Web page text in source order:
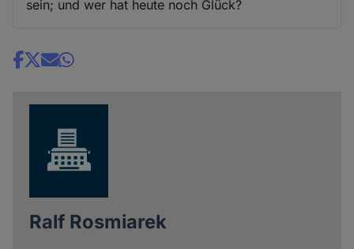
sein; und wer hat heute noch Glück?
Share
Ralf Rosmiarek